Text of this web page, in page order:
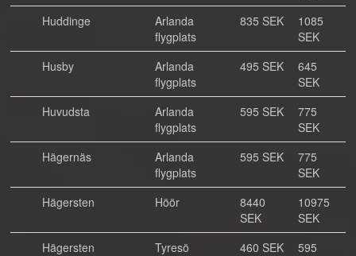
Huddinge
Arlanda
flygplats
835 SEK
1085
SEK
Husby
Arlanda
flygplats
495 SEK
645
SEK
Huvudsta
Arlanda
flygplats
595 SEK
775
SEK
Hägernäs
Arlanda
flygplats
595 SEK
775
SEK
Hägersten
Höör
8440
SEK
10975
SEK
Hägersten
Tyresö 460 SEK
595